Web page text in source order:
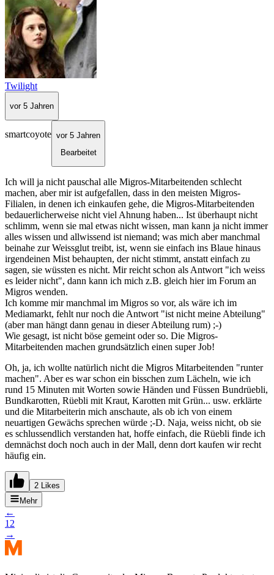
Twilight
vor 5 Jahren
smartcoyote vor 5 Jahren
Bearbeitet
Ich will ja nicht pauschal alle Migros-Mitarbeitenden schlecht
machen, aber mir ist aufgefallen, dass in den meisten Migros-
Filialen, in denen ich einkaufen gehe, die Migros-Mitarbeitenden
bedauerlicherweise nicht viel Ahnung haben... Ist überhaupt nicht
schlimm, wenn sie mal etwas nicht wissen, man kann ja nicht immer
alles wissen und allwissend ist niemand; was mich aber manchmal
beinahe zur Weissglut treibt, ist, wenn sie einfach ins Blaue hinaus
irgendeinen Mist behaupten, der nicht stimmt, anstatt einfach zu
sagen, sie wüssten es nicht. Mir reicht schon als Antwort "ich weiss
es leider nicht", dann kann ich mich z.B. gleich hier im Forum an
Migros wenden.
Ich komme mir manchmal im Migros so vor, als wäre ich im
Mediamarkt, fehlt nur noch die Antwort "ist nicht meine Abteilung"
(aber man hängt dann genau in dieser Abteilung rum) ;-)
Wie gesagt, ist nicht böse gemeint oder so. Die Migros-
Mitarbeitenden machen grundsätzlich einen super Job!
Oh, ja, ich wollte natürlich nicht die Migros Mitarbeitenden "runter
machen". Aber es war schon ein bisschen zum Lächeln, wie ich
rund 15 Minuten mit Worten sowie Händen und Füssen Bundrüebli,
Bundkarotten, Rüebli mit Kraut, Karotten mit Grün... usw. erklärte
und die Mitarbeiterin mich anschaute, als ob ich von einem
neuartigen Gewächs sprechen würde ;-D. Naja, weiss nicht, ob sie
es schlussendlich verstanden hat, hoffe einfach, die Rüebli finde ich
demnächst doch noch auch in der Mall, denn dort kaufen wir recht
häufig ein.
2 Likes
Mehr
←
1 2
→